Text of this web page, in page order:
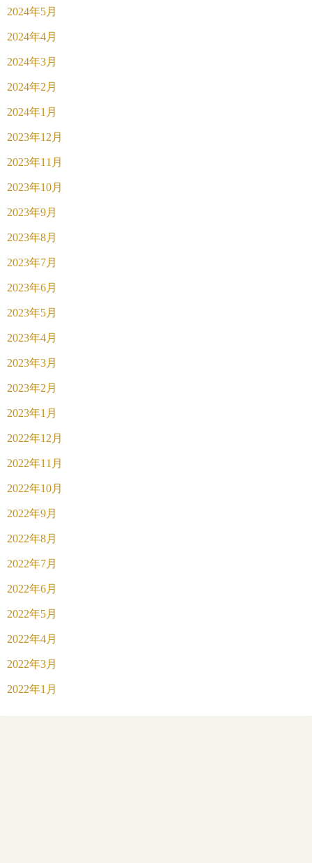
2024年5月
2024年4月
2024年3月
2024年2月
2024年1月
2023年12月
2023年11月
2023年10月
2023年9月
2023年8月
2023年7月
2023年6月
2023年5月
2023年4月
2023年3月
2023年2月
2023年1月
2022年12月
2022年11月
2022年10月
2022年9月
2022年8月
2022年7月
2022年6月
2022年5月
2022年4月
2022年3月
2022年1月